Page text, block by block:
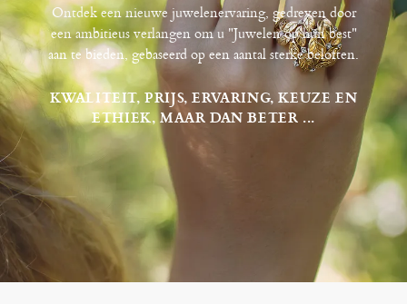
Ontdek een nieuwe juwelenervaring, gedreven door
een ambitieus verlangen om u "Juwelen op hun best"
aan te bieden, gebaseerd op een aantal sterke beloften.
KWALITEIT, PRIJS, ERVARING, KEUZE EN
ETHIEK, MAAR DAN BETER ...